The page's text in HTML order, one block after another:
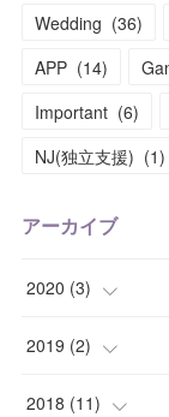
Wedding (36)
APP (14)
Important (6)
NJ(独立支援) (1)
アーカイブ
2020 (3)
(1
( 1)
2019 (2)
( 1)
2018 (11)